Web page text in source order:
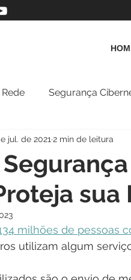
Segurança
Operacional
jul. de 2021 2 min de leitura
milhões de pessoas
utilizam algum